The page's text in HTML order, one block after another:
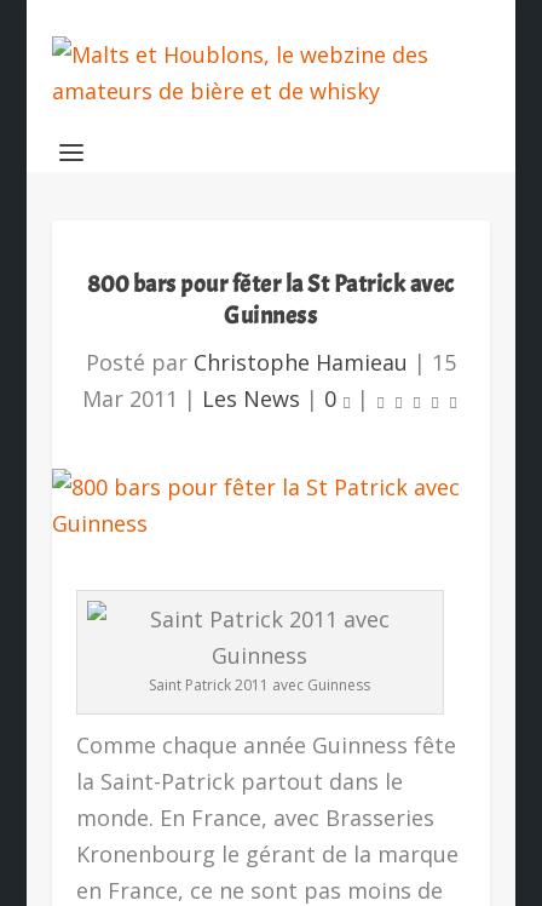
800 bars pour fêter la St Patrick avec
Guinness
Posté par Christophe Hamieau | 15
Mar 2011 | Les News | 0 |
Saint Patrick 2011 avec Guinness
Comme chaque année Guinness fête
la Saint-Patrick partout dans le
monde. En France, avec Brasseries
Kronenbourg le gérant de la marque
en France, ce ne sont pas moins de